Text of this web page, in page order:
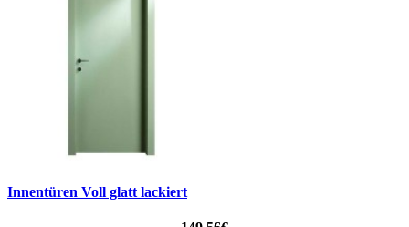
Innentüren Voll glatt lackiert